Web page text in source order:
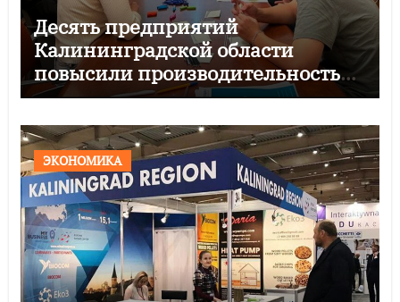
Десять предприятий
Калининградской области
повысили производительность
по нацпроекту
ЭКОНОМИКА